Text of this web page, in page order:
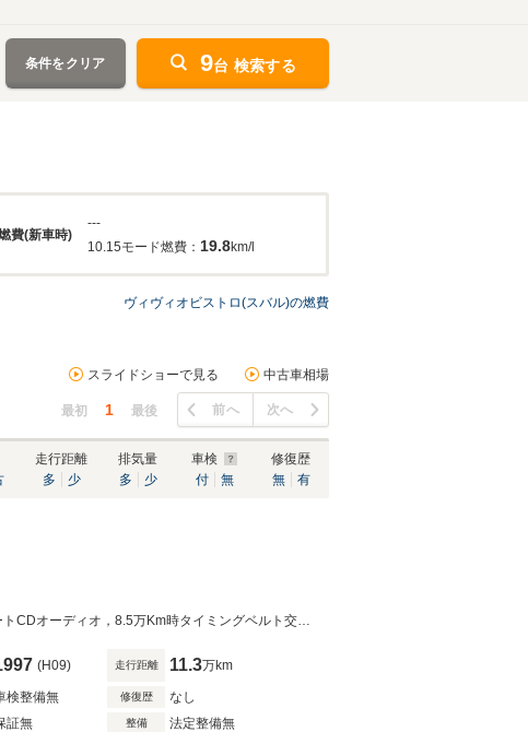
条件をクリア 9台 検索する
費(新車時)
---
10.15モード燃費： 19.8km/l
ヴィヴィオビストロ(スバル)の燃費
スライドショーで見る 中古車相場
最初 1 最後 前へ 次へ
走行距離
多
少
排気量
多
少
車検
付
無
修復歴
無
有
AT載せ替え5速MT，ミニライト13インチアルミホイール，NGKプラグコートCDオーディオ，8.5万Km時タイミングベルト交換済み
(H09) 走行距離 11.3万km
検整備無 修復歴 なし
証無 整備 法定整備無